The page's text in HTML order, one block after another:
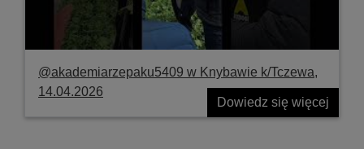
@akademiarzepaku5409 w Knybawie k/Tczewa,
14.04.2026
Dowiedz się więcej